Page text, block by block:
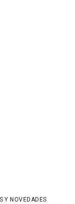
Y NOVEDADES